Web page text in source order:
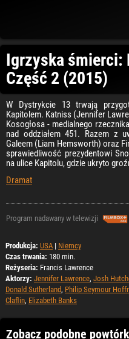
Igrzyska śmierci:
Część 2 (2015)
W Dystrykcie 13 trwają
Kapitolem. Katniss (Jennifer
Kosogłosa - medialnego
nad oddziałem 451. Razem z
Galeem (Liam Hemsworth) oraz
sprawiedliwość prezydentowi
na ulice Kapitolu, gdzie ukryto
Dramat
Program nadawany w telewizji
Produkcja: USA | Niemcy
Czas trwania: 180 min.
Reżyseria: Francis Lawrence
Aktorzy: Jennifer Lawrence, Josh
Donald Sutherland, Philip Seymour
Claflin, Elizabeth Banks
Zobacz podobne